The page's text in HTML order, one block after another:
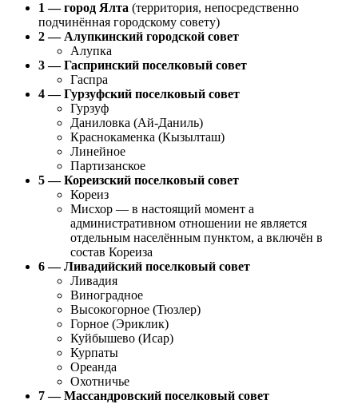
1 — город Ялта (территория, непосредственно
подчинённая городскому совету)
2 — Алупкинский городской совет
Алупка
3 — Гаспринский поселковый совет
Гаспра
4 — Гурзуфский поселковый совет
Гурзуф
Даниловка (Ай-Даниль)
Краснокаменка (Кызылташ)
Линейное
Партизанское
5 — Кореизский поселковый совет
Кореиз
Мисхор — в настоящий момент а
административном отношении не является
отдельным населённым пунктом, а включён в
состав Кореиза
6 — Ливадийский поселковый совет
Ливадия
Виноградное
Высокогорное (Тюзлер)
Горное (Эриклик)
Куйбышево (Исар)
Курпаты
Ореанда
Охотничье
7 — Массандровский поселковый совет